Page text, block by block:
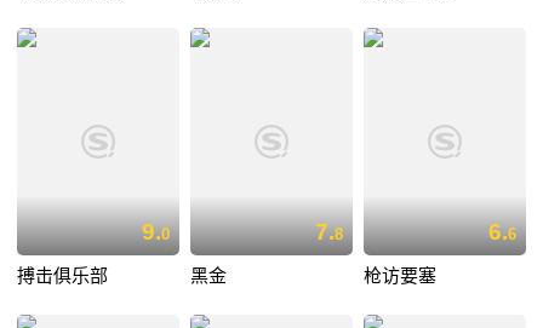
9.0
搏击俱乐部
7.8
黑金
6.6
枪访要塞